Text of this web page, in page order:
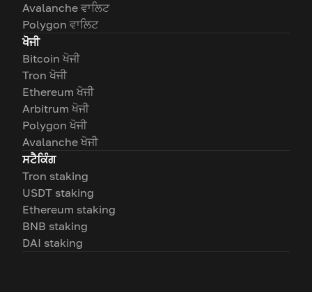
Avalanche ਵਾਲਿਟ
Polygon ਵਾਲਿਟ
ਖੋਜੀ
Bitcoin ਖੋਜੀ
Tron ਖੋਜੀ
Ethereum ਖੋਜੀ
Arbitrum ਖੋਜੀ
Polygon ਖੋਜੀ
Avalanche ਖੋਜੀ
ਸਟੈਕਿੰਗ
Tron staking
USDT staking
Ethereum staking
BNB staking
DAI staking